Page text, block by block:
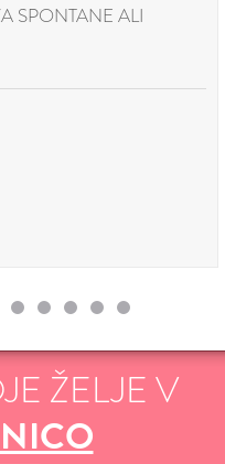
SPONTANE ALI
ŽELJE V